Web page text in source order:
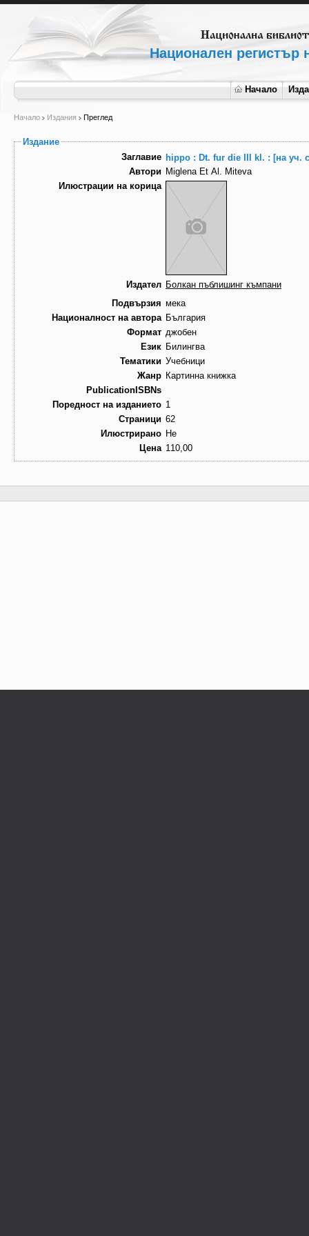
Национален регистър
Начало
Начало Издания Преглед
Издание
Заглавие hippo : Dt. fur die III kl. : [на уч.
Автори Miglena Et Al. Miteva
Илюстрации на корица
Издател Болкан пъблишинг къмпани
Подвързия мека
Националност на автора България
Формат джобен
Език Билингва
Тематики Учебници
Жанр Картинна книжка
PublicationISBNs
Поредност на изданието 1
Страници 62
Илюстрирано Не
Цена 110,00